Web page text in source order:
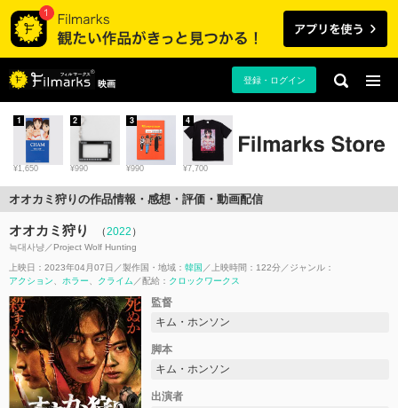
映画 登録・ログイン
¥1,650
1
¥990
2
¥990
3
¥7,700
4
オオカミ狩りの作品情報・感想・評価・動画配信
オオカミ狩り （2022 ）
늑대사냥／Project Wolf Hunting
上映日：2023年04月07日 製作国・地域： 韓国 上映時間：122分
ジャンル：
アクション
ホラー クライム 配給： クロックワークス
監督
キム・ホンソン
脚本
キム・ホンソン
出演者